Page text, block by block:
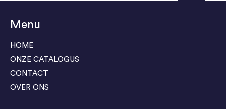
Menu
HOME
ONZE CATALOGUS
CONTACT
OVER ONS